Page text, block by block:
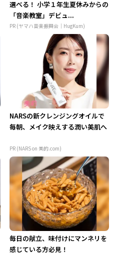
選べる！ 小学１年生夏休みからの
「音楽教室」デビュ...
PR (ヤマハ音楽振興会｜HugKum)
NARSの新クレンジングオイルで
毎朝、メイク映えする潤い美肌へ
PR (NARS on 美的.com)
毎日の献立、味付けにマンネリを
感じている方必見！